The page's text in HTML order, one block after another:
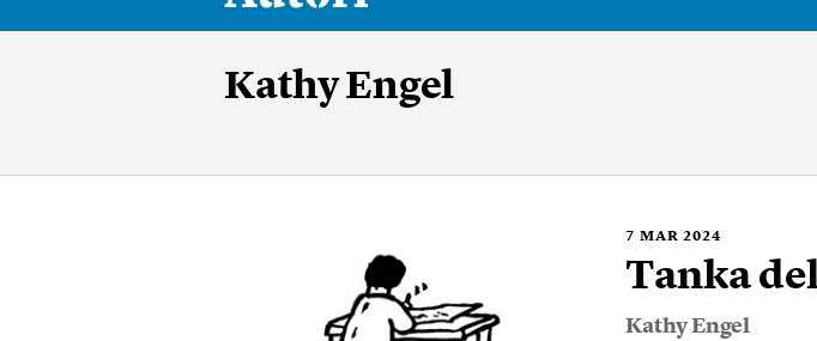
Kathy Engel
7 MAR 2024
Tanka
Kathy Engel